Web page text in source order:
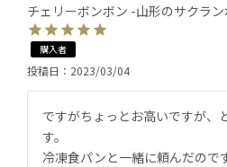
チェリーボンボン -山形のサクラ
購入者
投稿日 2023/03/04
ですがちょっとお高いですが、
す。
冷凍食パンと一緒に頼んだので